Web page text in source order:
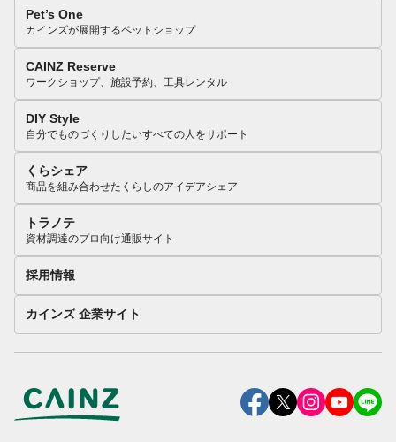
Pet’s One
カインズが展開するペットショップ
CAINZ Reserve
ワークショップ、施設予約、工具レンタル
DIY Style
自分でものづくりしたいすべての人をサポート
くらシェア
商品を組み合わせたくらしのアイデアシェア
トラノテ
資材調達のプロ向け通販サイト
採用情報
カインズ 企業サイト